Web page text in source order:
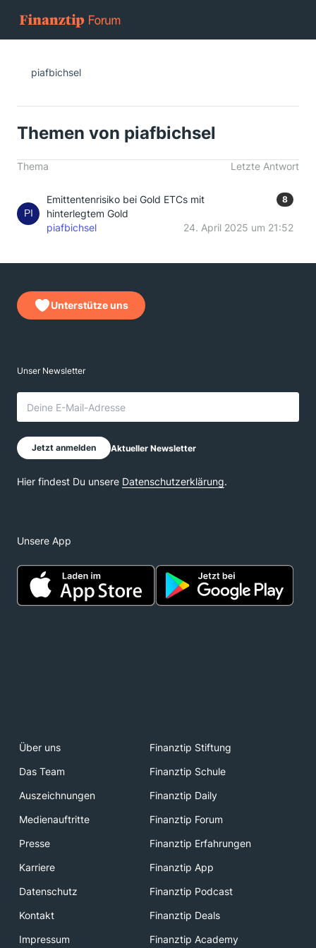
piafbichsel
Themen von piafbichsel
Thema Letzte Antwort
Emittentenrisiko bei Gold ETCs mit
hinterlegtem Gold
8
piafbichsel 24. April 2025 um 21:52
Unterstütze uns
Unsere App
Über uns
Finanztip Stiftung
Das Team
Finanztip Schule
Auszeichnungen
Finanztip Daily
Medienauftritte
Finanztip Forum
Presse
Finanztip Erfahrungen
Karriere
Finanztip App
Datenschutz
Finanztip Podcast
Kontakt
Finanztip Deals
Impressum
Finanztip Academy